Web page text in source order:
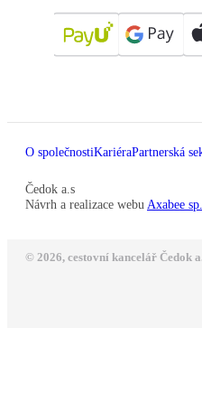
O společnostiKariéraPartnerská
Čedok a.s
Návrh a realizace webu Axabee
© 2026, cestovní kancelář Čedok